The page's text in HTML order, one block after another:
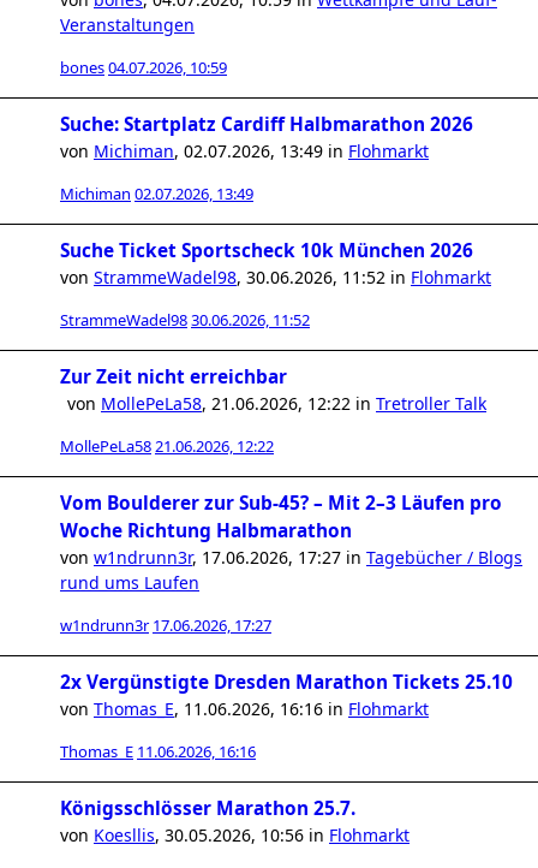
Veranstaltungen
bones04.07.2026, 10:59
Suche: Startplatz Cardiff Halbmarathon 2026
von Michiman, 02.07.2026, 13:49 in Flohmarkt
Michiman 02.07.2026, 13:49
Suche Ticket Sportscheck 10k München 2026
von StrammeWadel98, 30.06.2026, 11:52 in Flohmarkt
StrammeWadel9830.06.2026, 11:52
Zur Zeit nicht erreichbar
von MollePeLa58, 21.06.2026, 12:22 in Tretroller Talk
MollePeLa5821.06.2026, 12:22
Vom Boulderer zur Sub-45? – Mit 2–3 Läufen pro
Woche Richtung Halbmarathon
von w1ndrunn3r, 17.06.2026, 17:27 in Tagebücher / Blogs
rund ums Laufen
w1ndrunn3r 17.06.2026, 17:27
2x Vergünstigte Dresden Marathon Tickets 25.10
von Thomas_E, 11.06.2026, 16:16 in Flohmarkt
Thomas_E 11.06.2026, 16:16
Königsschlösser Marathon 25.7.
von Koesllis, 30.05.2026, 10:56 in Flohmarkt